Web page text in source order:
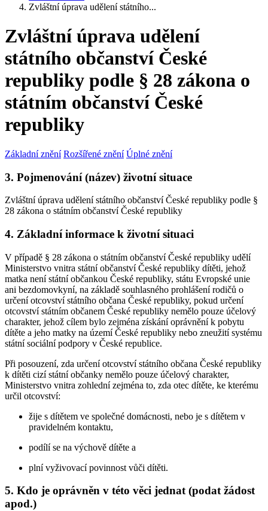
Zvláštní úprava udělení státního...
Zvláštní úprava udělení
státního občanství České
republiky podle § 28 zákona o
státním občanství České
republiky
Základní znění Rozšířené znění Úplné znění
3. Pojmenování (název) životní situace
Zvláštní úprava udělení státního občanství České republiky podle §
28 zákona o státním občanství České republiky
4. Základní informace k životní situaci
V případě § 28 zákona o státním občanství České republiky udělí
Ministerstvo vnitra státní občanství České republiky dítěti, jehož
matka není státní občankou České republiky, státu Evropské unie
ani bezdomovkyní, na základě souhlasného prohlášení rodičů o
určení otcovství státního občana České republiky, pokud určení
otcovství státním občanem České republiky nemělo pouze účelový
charakter, jehož cílem bylo zejména získání oprávnění k pobytu
dítěte a jeho matky na území České republiky nebo zneužití systému
státní sociální podpory v České republice.
Při posouzení, zda určení otcovství státního občana České republiky
k dítěti cizí státní občanky nemělo pouze účelový charakter,
Ministerstvo vnitra zohlední zejména to, zda otec dítěte, ke kterému
určil otcovství:
žije s dítětem ve společné domácnosti, nebo je s dítětem v
pravidelném kontaktu,
podílí se na výchově dítěte a
plní vyživovací povinnost vůči dítěti.
5. Kdo je oprávněn v této věci jednat (podat žádost
apod.)